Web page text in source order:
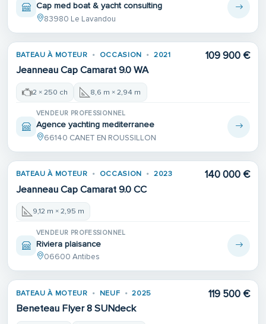
Cap med boat & yacht consulting
83980 Le Lavandou
BATEAU À MOTEUR OCCASION 2021
Jeanneau Cap Camarat 9.0 WA
109 900 €
2 × 250 ch 8,6 m × 2,94 m
VENDEUR PROFESSIONNEL
Agence yachting mediterranee
66140 CANET EN ROUSSILLON
BATEAU À MOTEUR OCCASION 2023
Jeanneau Cap Camarat 9.0 CC
140 000 €
9,12 m × 2,95 m
VENDEUR PROFESSIONNEL
Riviera plaisance
06600 Antibes
BATEAU À MOTEUR NEUF 2025
Beneteau Flyer 8 SUNdeck
119 500 €